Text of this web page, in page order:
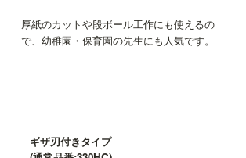
厚紙のカットや段ボール工作にも使えるの
で、幼稚園・保育園の先生にも人気です。
ギザ刃付きタイプ